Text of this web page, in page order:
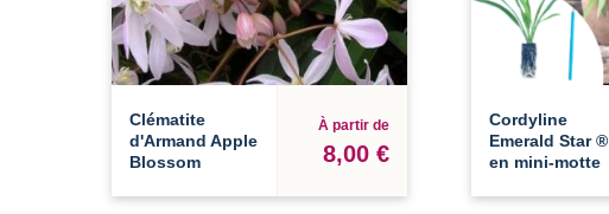
Clématite
d'Armand Apple
Blossom
À partir de
8,00 €
Cordyline
Emerald Star ®
en mini-motte